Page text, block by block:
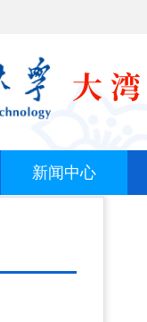
新闻中心